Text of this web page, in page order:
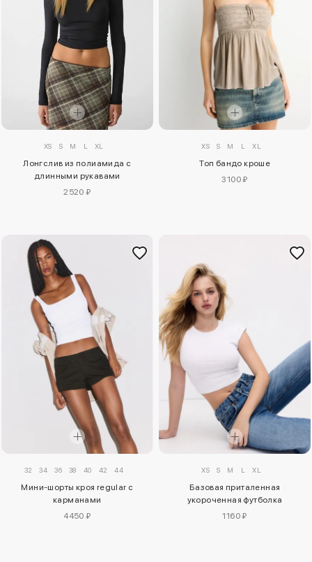
XS S M L XL
Лонгслив из полиамида с
длинными рукавами
2520 ₽
XS S M L XL
Топ бандо кроше
3100 ₽
32 34 36 38 40 42 44
Мини-шорты кроя regular с
карманами
4450 ₽
XS S M L XL
Базовая приталенная
укороченная футболка
1160 ₽